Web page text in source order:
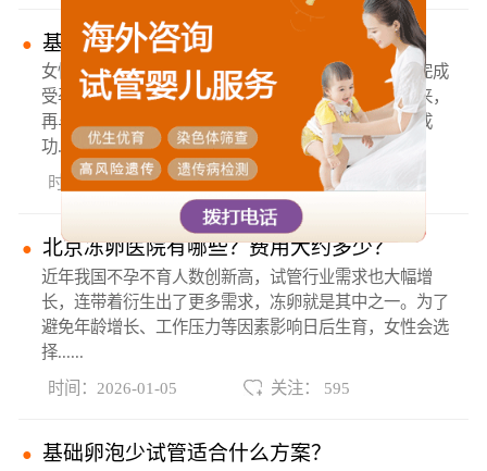
基础卵泡少做试管成功率是不是很低？
女性生育需要通过卵巢产生卵子，与精子结合后才能完成
受孕。在做试管的过程中，需要将卵子从卵泡提取出来，
再与精子完成体外授精。那么基础卵泡少的话做试管成
功......
时间：2026-01-05
关注： 564
北京冻卵医院有哪些？费用大约多少？
近年我国不孕不育人数创新高，试管行业需求也大幅增
长，连带着衍生出了更多需求，冻卵就是其中之一。为了
避免年龄增长、工作压力等因素影响日后生育，女性会选
择......
时间：2026-01-05
关注： 595
基础卵泡少试管适合什么方案？